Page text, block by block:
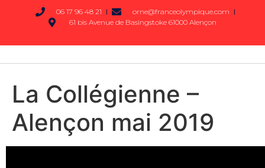
06 17 96 48 21
orne@franceolympique.com
61 bis Avenue de Basingstoke 61000 Alençon
La Collégienne –
Alençon mai 2019